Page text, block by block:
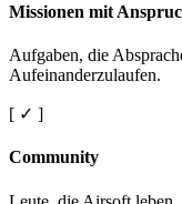
Missionen mit
Aufgaben, die
Aufeinanderzulaufen.
[ ✓ ]
Community